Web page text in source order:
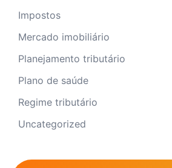
Impostos
Mercado imobiliário
Planejamento tributário
Plano de saúde
Regime tributário
Uncategorized